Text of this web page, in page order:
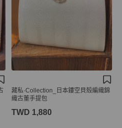
藏私·Collection_日本鏤空貝殼編織錦
織古董手提包
TWD 1,880